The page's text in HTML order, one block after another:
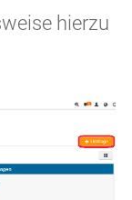
hierzu